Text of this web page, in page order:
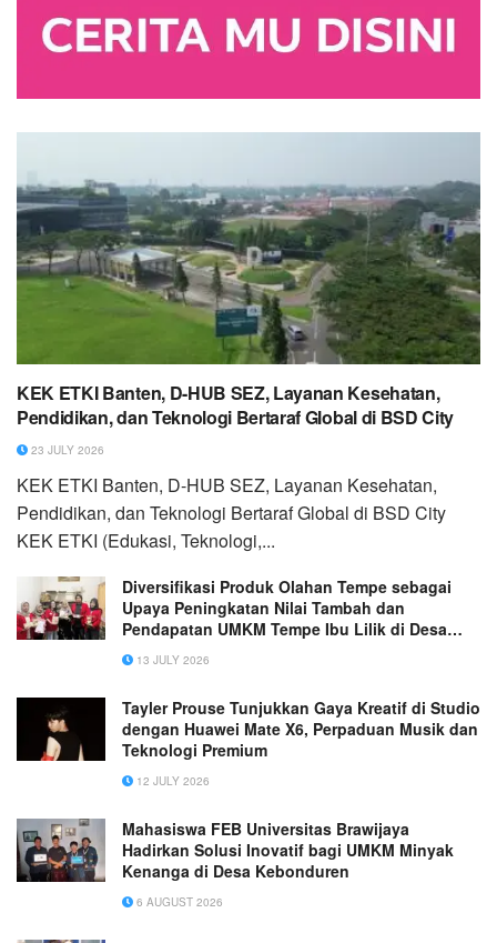
KEK ETKI Banten, D-HUB SEZ, Layanan Kesehatan,
Pendidikan, dan Teknologi Bertaraf Global di BSD City
23 JULY 2026
KEK ETKI Banten, D-HUB SEZ, Layanan Kesehatan,
Pendidikan, dan Teknologi Bertaraf Global di BSD City
KEK ETKI (Edukasi, Teknologi,...
Diversifikasi Produk Olahan Tempe sebagai
Upaya Peningkatan Nilai Tambah dan
Pendapatan UMKM Tempe Ibu Lilik di Desa
Bedanten Kecamatan Bungah Kabupaten
Gresik
13 JULY 2026
Tayler Prouse Tunjukkan Gaya Kreatif di Studio
dengan Huawei Mate X6, Perpaduan Musik dan
Teknologi Premium
12 JULY 2026
Mahasiswa FEB Universitas Brawijaya
Hadirkan Solusi Inovatif bagi UMKM Minyak
Kenanga di Desa Kebonduren
6 AUGUST 2026